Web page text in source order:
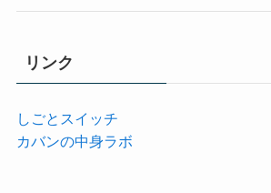
リンク
しごとスイッチ
カバンの中身ラボ